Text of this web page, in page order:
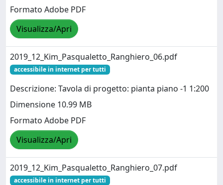
Formato Adobe PDF
Visualizza/Apri
2019_12_Kim_Pasqualetto_Ranghiero_06.pdf
accessibile in internet per tutti
Descrizione: Tavola di progetto: pianta piano -1 1:200
Dimensione 10.99 MB
Formato Adobe PDF
Visualizza/Apri
2019_12_Kim_Pasqualetto_Ranghiero_07.pdf
accessibile in internet per tutti